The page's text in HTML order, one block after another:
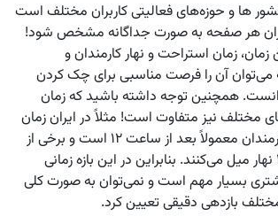
کشور ها و حوزه‌های فعالیتی کاربران مختلف است
هر صفحه به صورت جداگانه مشخص شود!
زمان استراحت و نهار کارمندان و
آن را فرصت مناسبی برای چک کردن
همچنین توجه داشته باشید که زمان
مختلف نیز متفاوت است! مثلاً در ایران زمان
نهار دانشجویان و کارمندان معمولاً بعد از ساعت ۱۲ است و برخی از
افراد بعد از ساعت ۲ نهار میل می‌کنند. بنابراین در این بازه زمانی
بسیار مهم است و نمی‌توان به صورت کلی
بازدهی دقیقی تعیین کرد.